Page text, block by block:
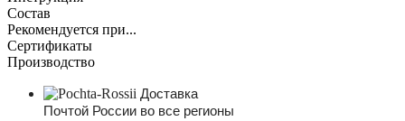
Состав
Рекомендуется при...
Сертификаты
Производство
Доставка
Почтой России во все регионы